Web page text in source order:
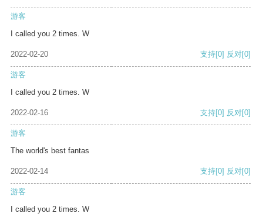
游客
I called you 2 times. W
2022-02-20 支持[0] 反对[0]
游客
I called you 2 times. W
2022-02-16 支持[0] 反对[0]
游客
The world's best fantas
2022-02-14 支持[0] 反对[0]
游客
I called you 2 times. W